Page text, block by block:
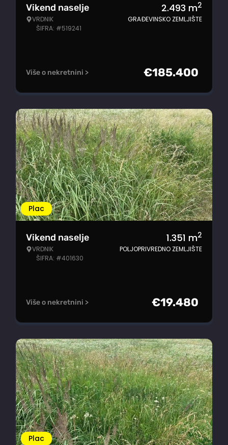
Vikend naselje
VRDNIK
ŠIFRA: #519241
2.493 m2
GRAĐEVINSKO ZEMLJIŠTE
Više o nekretnini > €185.400
Plac
Vikend naselje
VRDNIK
ŠIFRA: #401630
1.351 m2
POLJOPRIVREDNO ZEMLJIŠTE
Više o nekretnini > €19.480
Plac